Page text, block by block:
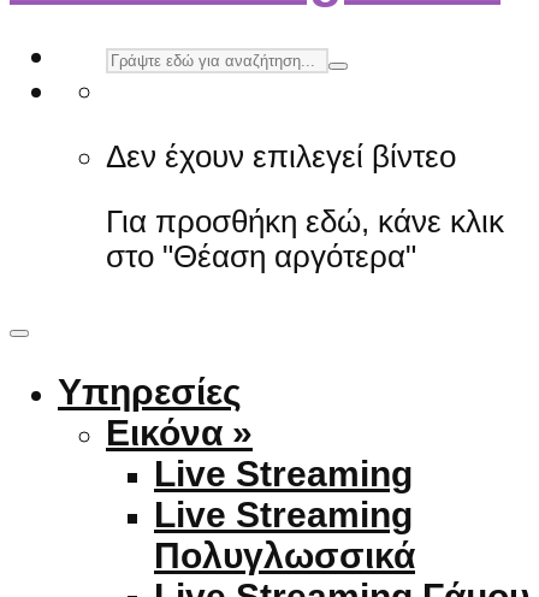
Δεν έχουν επιλεγεί βίντεο
Για προσθήκη εδώ, κάνε κλικ
στο "Θέαση αργότερα"
Υπηρεσίες
Εικόνα »
Live Streaming
Live Streaming
Πολυγλωσσικά